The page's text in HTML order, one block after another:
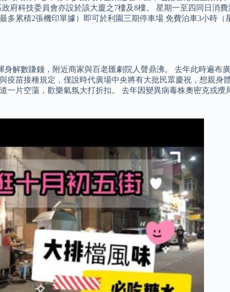
府科技委員會亦設於該大廈之7樓及8樓。 星期一至四同日消
多累積2張機印單據）即可於利園三期停車場 免費泊車3小時
解數賺錢，附近商家與百老匯劇院人聲鼎沸。 去年此時遍布
苗接種規定，僅說時代廣場中央將有大批民眾慶祝，想親身
片空蕩，歡樂氣氛大打折扣。 去年因變異病毒株奧密克戎攪